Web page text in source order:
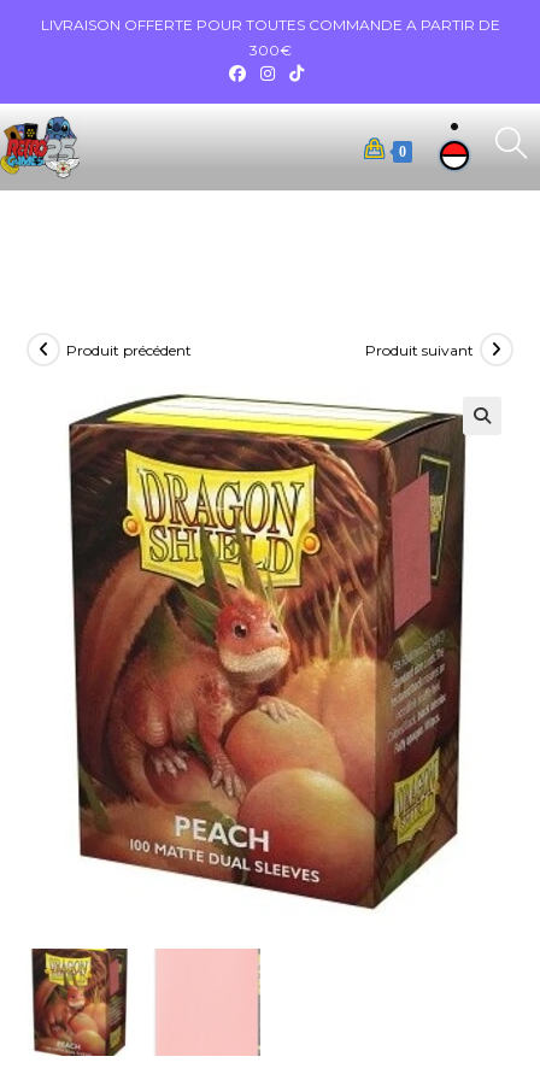
LIVRAISON OFFERTE POUR TOUTES COMMANDE A PARTIR DE
300€
0
Produit précédent Produit suivant